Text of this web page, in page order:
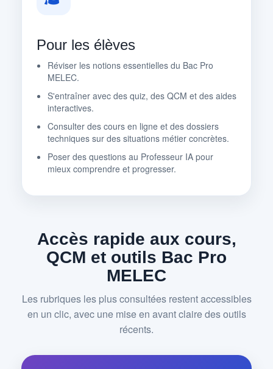
Pour les élèves
Réviser les notions essentielles du Bac Pro
MELEC.
S'entraîner avec des quiz, des QCM et des aides
interactives.
Consulter des cours en ligne et des dossiers
techniques sur des situations métier concrètes.
Poser des questions au Professeur IA pour
mieux comprendre et progresser.
Accès rapide aux cours,
QCM et outils Bac Pro
MELEC
Les rubriques les plus consultées restent accessibles
en un clic, avec une mise en avant claire des outils
récents.